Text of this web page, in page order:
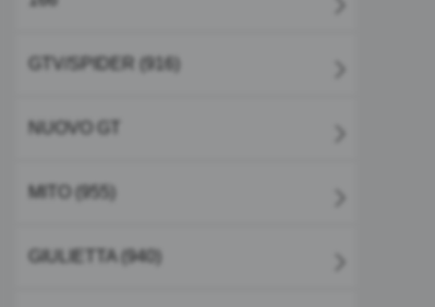
GTV/SPIDER (916)
NUOVO GT
MITO (955)
GIULIETTA (940)